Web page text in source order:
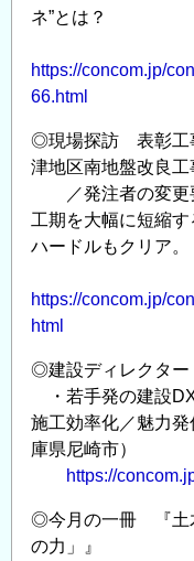
ネ”とは？
https://concom.jp/
66.html
◎現場探訪 表彰工
津地区南地盤改良工
／発注者の変更要
工期を大幅に短縮
ハードルもクリア。
https://concom.jp/
html
◎建設ディレクター
・若手発の建設
施工効率化／魅力
庫県尼崎市）
https://
◎今月の一冊 『土
の力」』